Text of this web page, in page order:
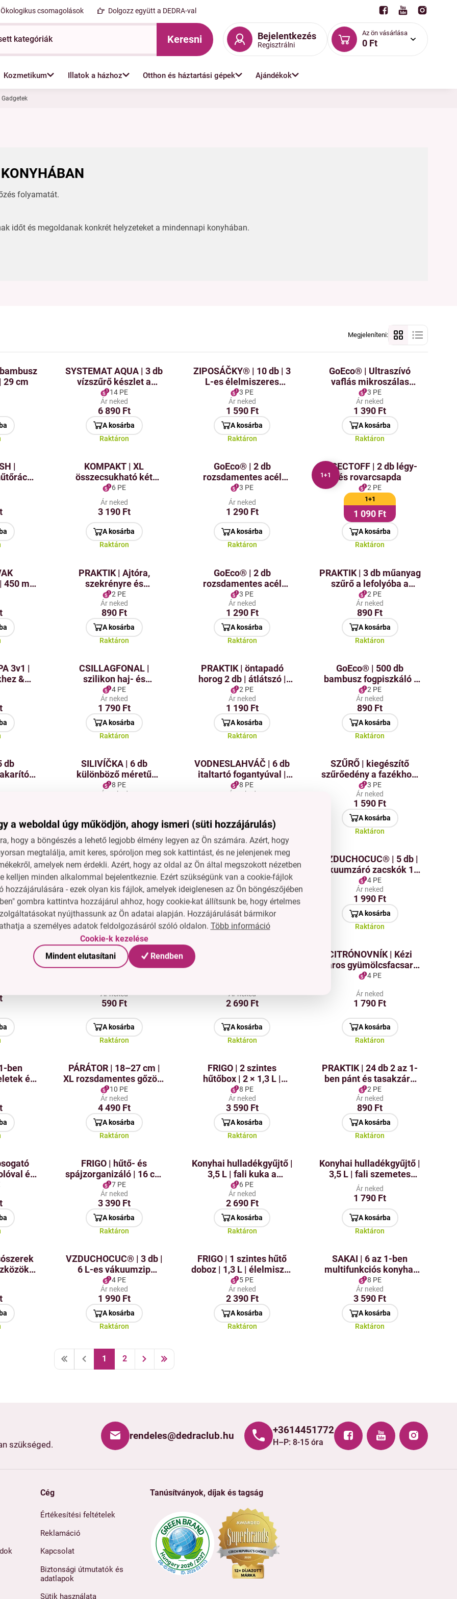
Ökologikus csomagolások Dolgozz együtt a DEDRA-val
Keresni Bejelentkezés
Regisztrálni
Az ön vásárlása
0 Ft
Kozmetikum Illatok a házhoz Otthon és háztartási gépek Ajándékok
Gadgetek
folyamatát.
időt és megoldanak konkrét helyzeteket a mindennapi konyhában.
Megjeleníteni:
29 cm
SYSTEMAT AQUA | 3 db
vízszűrő készlet a
szűrőkanálba | aktív
szénnel a tiszta és
ízletes vízért
14 PE
Ár neked
6 890 Ft
A kosárba
Raktáron
ZIPOSÁČKY® | 10 db | 3
L-es élelmiszeres
zipzáras tasakok
3 PE
Ár neked
1 590 Ft
A kosárba
Raktáron
GoEco® | Ultraszívó
vaflás mikroszálas
törlőrongy | 35 × 40 cm |
türkiz
3 PE
Ár neked
1 390 Ft
A kosárba
Raktáron
|
|
a
KOMPAKT | XL
összecsukható két
szintes szárító Ø 60 cm |
ruhákhoz,
gyümölcsökhöz,
gombákhoz &
fűszernövényekhez
6 PE
Ár neked
3 190 Ft
A kosárba
Raktáron
GoEco® | 2 db
rozsdamentes acél
ajtóra és bútorajtóra
akasztható horgok
3 PE
Ár neked
1 290 Ft
A kosárba
Raktáron
1+1
INSECTOFF | 2 db légy-
és rovarcsapda
2 PE
1+1
1 090 Ft
A kosárba
Raktáron
450 ml |
és
PRAKTIK | Ajtóra,
szekrényre és
radiátorokra akasztható
horog | univerzális
használat | 2 db | 7 cm
2 PE
Ár neked
890 Ft
A kosárba
Raktáron
GoEco® | 2 db
rozsdamentes acél
öntapadó horgok fúrás
nélkül
3 PE
Ár neked
1 290 Ft
A kosárba
Raktáron
PRAKTIK | 3 db műanyag
szűrő a lefolyóba a
dugulás ellen
2 PE
Ár neked
890 Ft
A kosárba
Raktáron
3v1 |
&
CSILLAGFONAL |
szilikon haj- és
szennyeződésfogó a
kádba és a zuhanyzó
sarokba
4 PE
Ár neked
1 790 Ft
A kosárba
Raktáron
PRAKTIK | öntapadó
horog 2 db | átlátszó |
fúrás nélküli akasztás
2 PE
Ár neked
1 190 Ft
A kosárba
Raktáron
GoEco® | 500 db
bambusz fogpiszkáló |
papírdoboz
2 PE
Ár neked
890 Ft
A kosárba
Raktáron
db
|
SILIVÍČKA | 6 db
különböző méretű
szilikon fedél | edények
8 PE
Ár neked
Raktáron
VODNESLAHVÁČ | 6 db
italtartó fogantyúval |
palackokhoz,
8 PE
Ár neked
Raktáron
SZŰRŐ | kiegészítő
szűrőedény a fazékhoz,
víz leöntésére | 28,5 cm
3 PE
Ár neked
1 590 Ft
A kosárba
Raktáron
| 14–24
ZÁROHÁK | Sarokkefe
nehezen hozzáférhető
helyek tisztításához,
ideális a vécékhez is
4 PE
Ár neked
1 790 Ft
A kosárba
Raktáron
SYSTEM 60° | törölközők
és konyharuhák
akasztója forgatható fix
tapadókoronggal
4 PE
Ár neked
1 790 Ft
A kosárba
Raktáron
VZDUCHOCUC® | 5 db |
vákuumzáró zacskók 1,3
L szeleppel
4 PE
Ár neked
1 990 Ft
A kosárba
Raktáron
|
GoEco® | SUSHI alátét
„MAKISU“ bambusból
Ár neked
590 Ft
A kosárba
Raktáron
rozsdamentes acél prés
Ár neked
2 690 Ft
A kosárba
Raktáron
CITRÓNOVNÍK | Kézi
karos gyümölcsfacsaró
– citrom- és limeprés
4 PE
Ár neked
1 790 Ft
A kosárba
Raktáron
ben
és
PÁRÁTOR | 18–27 cm |
XL rozsdamentes gőzölő
szűrő teleszkópos
fogantyúval
10 PE
Ár neked
4 490 Ft
A kosárba
Raktáron
FRIGO | 2 szintes
hűtőbox | 2 × 1,3 L |
élelmiszer-szervező
8 PE
Ár neked
3 590 Ft
A kosárba
Raktáron
PRAKTIK | 24 db 2 az 1-
ben pánt és tasakzáró
klipsz készlet |
újrahasználható
2 PE
Ár neked
890 Ft
A kosárba
Raktáron
és
FRIGO | hűtő- és
spájzorganizáló | 16 cm
széles | átlátszó
tárolódoboz
7 PE
Ár neked
3 390 Ft
A kosárba
Raktáron
Konyhai hulladékgyűjtő |
3,5 L | fali kuka a
konyhaszekrény ajtajára
6 PE
Ár neked
2 690 Ft
A kosárba
Raktáron
Konyhai hulladékgyűjtő |
3,5 L | fali szemetes
kosár a konyhai
szekrény ajtajára
Ár neked
1 790 Ft
A kosárba
Raktáron
VZDUCHOCUC® | 3 db |
6 L-es vákuumzip
zsebkendők szeleppel
4 PE
Ár neked
1 990 Ft
A kosárba
Raktáron
FRIGO | 1 szintes hűtő
doboz | 1,3 L | élelmiszer
szervező
5 PE
Ár neked
2 390 Ft
A kosárba
Raktáron
SAKAI | 6 az 1-ben
multifunkciós konyhai
olló kiváló minőségű
acélból
8 PE
Ár neked
3 590 Ft
A kosárba
Raktáron
1 2
szükséged.
rendeles@dedraclub.hu +3614451772
H–P: 8-15 óra
Cég
Értékesítési feltételek
Reklamáció
Kapcsolat
Biztonsági útmutatók és
adatlapok
Sütik használata
Tanúsítványok, díjak és tagság
a weboldal úgy működjön, ahogy ismeri (süti hozzájárulás)
hogy a böngészés a lehető legjobb élmény legyen az Ön számára. Azért, hogy
megtalálja, amit keres, spóroljon meg sok kattintást, és ne jelenjenek meg
amelyek nem érdekli. Azért, hogy az oldal az Ön által megszokott nézetben
kelljen minden alkalommal bejelentkeznie. Ezért szükségünk van a cookie-fájlok
hozzájárulására - ezek olyan kis fájlok, amelyek ideiglenesen az Ön böngészőjében
gombra kattintva hozzájárul ahhoz, hogy cookie-kat állítsunk be, hogy értelmes
nyújthassunk az Ön adatai alapján. Hozzájárulását bármikor
a személyes adatok feldolgozásáról szóló oldalon. Több információ
Cookie-k kezelése
Mindent elutasítani Rendben